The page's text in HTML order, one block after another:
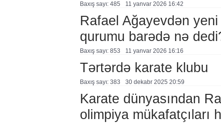
Baxış sayı: 485 11 yanvar 2026 16:42
Rafael Ağayevdən yeni
qurumu barədə nə
Baxış sayı: 853 11 yanvar 2026 16:16
Tərtərdə karate klubu
Baxış sayı: 383 30 dekabr 2025 20:59
Karate dünyasından
olimpiya mükafatçıları